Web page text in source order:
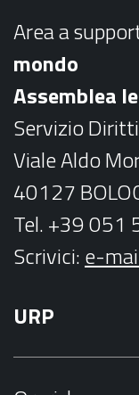
k
a
m
Area a
mondo
Assemblea
Servizio
Viale Aldo
40127
Tel. +39 051
Scrivici:e-
URP